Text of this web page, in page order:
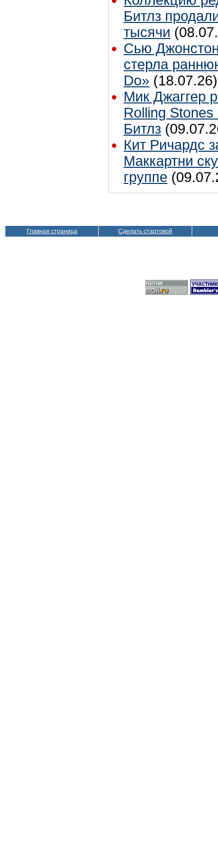
Битлз
тысячи
Сью
стерла
Do» (18.07.26)
Мик Джаггер
Rolling Stones
Битлз
Кит Ричардс
Маккартни
группе
Главная страница Сделать стартовой